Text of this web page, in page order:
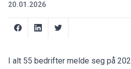
20.01.2026
I alt 55 bedrifter melde seg på